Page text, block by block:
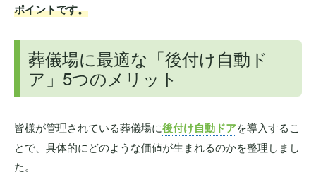
ポイントです。
葬儀場に最適な「後付け自動ド
ア」5つのメリット
皆様が管理されている葬儀場に後付け自動ドアを導入するこ
とで、具体的にどのような価値が生まれるのかを整理しまし
た。